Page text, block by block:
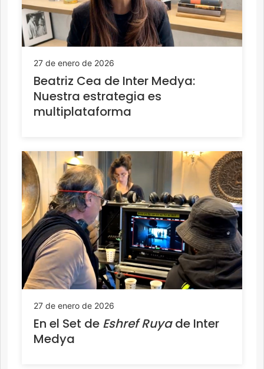
27 de enero de 2026
Beatriz Cea de Inter Medya:
Nuestra estrategia es
multiplataforma
27 de enero de 2026
En el Set de Eshref Ruyade Inter
Medya